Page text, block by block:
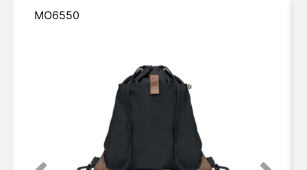
MO6550